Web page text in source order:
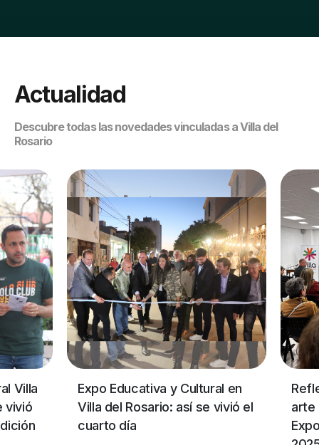
Actualidad
Descubre todas las novedades vinculadas a Villa del
Rosario
Villa
vivió
Expo Educativa y Cultural en
Villa del Rosario: así se vivió el
cuarto día
arte